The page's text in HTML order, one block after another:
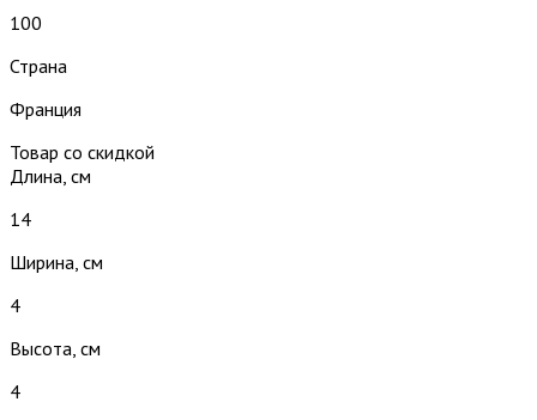
100
Страна
Франция
Товар со скидкой
Длина, см
14
Ширина, см
4
Высота, см
4